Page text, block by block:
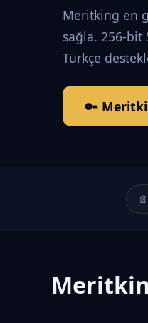
Meritking en
sağla. 256-bit
Türkçe
🔑